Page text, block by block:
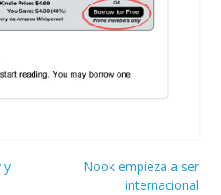
y
Nook empieza a ser
internacional